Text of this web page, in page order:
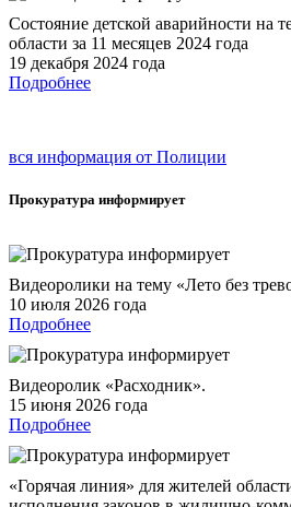
Состояние детской аварийности на
области за 11 месяцев 2024 года
19 декабря 2024 года
Подробнее
вся информация от Полиции
Прокуратура информирует
Видеоролики на тему «Лето без
10 июля 2026 года
Подробнее
Видеоролик «Расходник».
15 июня 2026 года
Подробнее
«Горячая линия» для жителей